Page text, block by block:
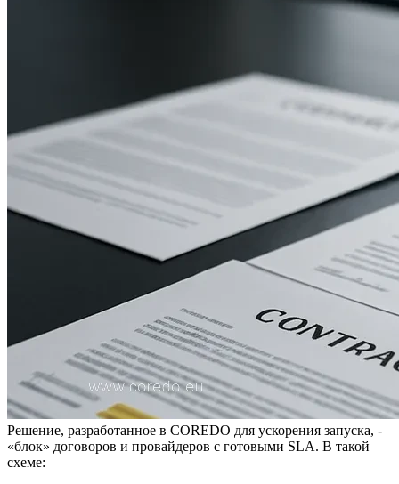
Решение, разработанное в COREDO для ускорения запуска, -
«блок» договоров и провайдеров с готовыми SLA. В такой
схеме: